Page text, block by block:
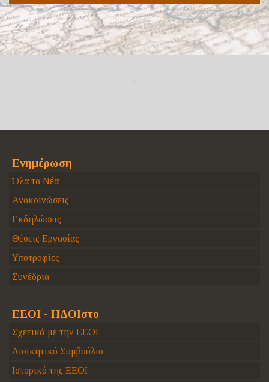
Ενημέρωση
Όλα τα Νέα
Ανακοινώσεις
Εκδηλώσεις
Θέσεις Εργασίας
Υποτροφίες
Συνέδρια
ΕΕΟΙ - ΗΔΟΙστο
Σχετικά με την ΕΕΟΙ
Διοικητικό Συμβούλιο
Ιστορικό της ΕΕΟΙ